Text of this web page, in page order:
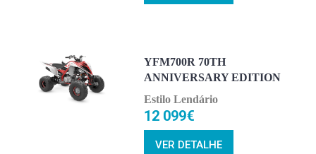
YFM700R 70TH
ANNIVERSARY EDITION
Estilo Lendário
12 099€
VER DETALHE